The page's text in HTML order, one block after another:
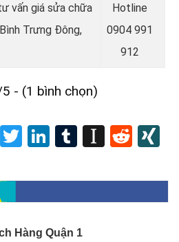
vấn giá sửa chữa
Trưng Đông,
Hotline
0904 991
912
- (1 bình chọn)
Facebook
TwitterLinkedIn
Tumblr
Hàng Quận 1